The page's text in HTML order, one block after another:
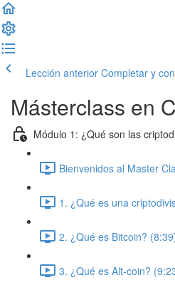
Lección anterior Completar y
Másterclass en
Módulo 1: ¿Qué son las
Bienvenidos al Master
1. ¿Qué es una
2. ¿Qué es Bitcoin?
3. ¿Qué es Alt-coin?